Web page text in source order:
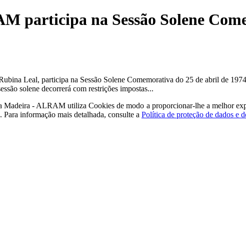
participa na Sessão Solene
Leal, participa na Sessão Solene Comemorativa do 25 de abril de
solene decorrerá com restrições impostas...
Madeira - ALRAM utiliza Cookies de modo a proporcionar-lhe a melhor
informação mais detalhada, consulte a Política de proteção de dados e